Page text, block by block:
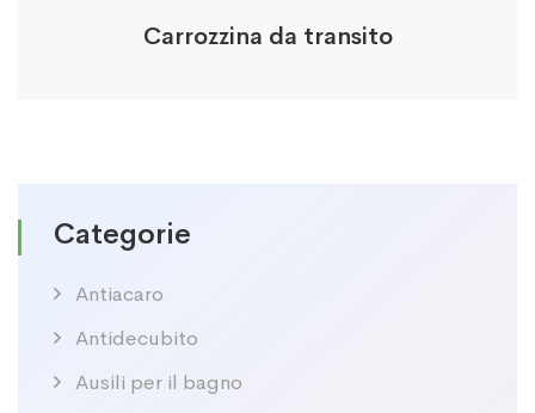
Categorie
Antiacaro
Antidecubito
Ausili per il bagno
Carrozzina da transito